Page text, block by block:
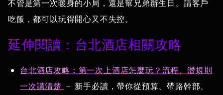
不管是第一次暖身的小局，還是幫兄弟辦生日、請客戶
吃飯，都可以玩得開心又不失控。
延伸閱讀：台北酒店相關攻略
台北酒店攻略：第一次上酒店怎麼玩？流程、潛規則
一次講清楚 － 新手必讀，帶你從預算、帶路幹部、